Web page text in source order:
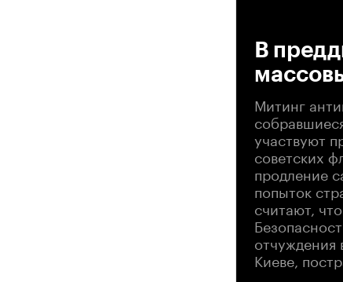
В
Митинг
участвуют
советских
продление
попыток
считают,
отчуждения
Киеве,